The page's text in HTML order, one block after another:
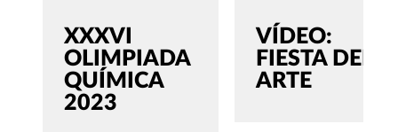
XXXVI
OLIMPIADA
QUÍMICA
2023
VÍDEO:
FIESTA DEL
ARTE